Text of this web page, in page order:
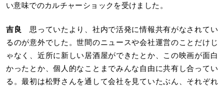
い意味でのカルチャーショックを受けました。
吉良
思っていたより、社内で活発に情報共有がなされてい
るのが意外でした。世間のニュースや会社運営のことだけじ
ゃなく、近所に新しい居酒屋ができたとか、この映画が面白
かったとか、個人的なことまでみんな自由に共有し合ってい
る。最初は松野さんを通して会社を見ていたぶん、それぞれ